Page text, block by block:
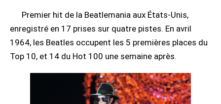
Premier hit de la Beatlemania aux États-Unis,
enregistré en 17 prises sur quatre pistes. En avril
1964, les Beatles occupent les 5 premières places du
Top 10, et 14 du Hot 100 une semaine après.